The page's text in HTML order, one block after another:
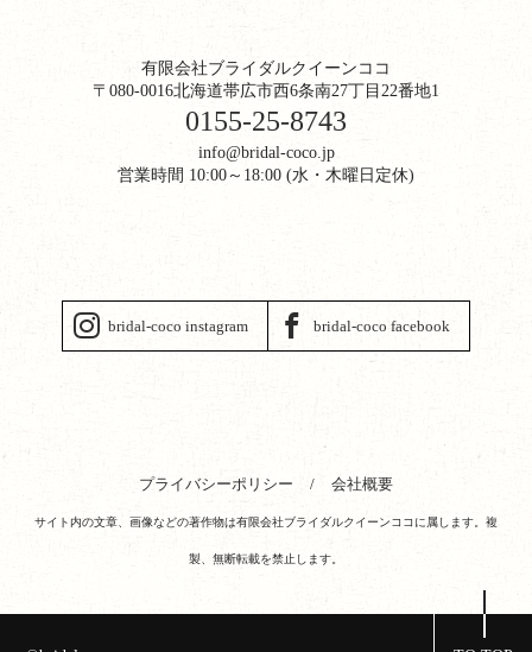
有限会社ブライダルクイーンココ
〒080-0016北海道帯広市西6条南27丁目22番地1
0155-25-8743
info@bridal-coco.jp
営業時間 10:00～18:00 (水・木曜日定休)
bridal-coco instagram bridal-coco facebook
プライバシーポリシー 会社概要
サイト内の文章、画像などの著作物は有限会社ブライダルクイーンココに属します。複
製、無断転載を禁止します。